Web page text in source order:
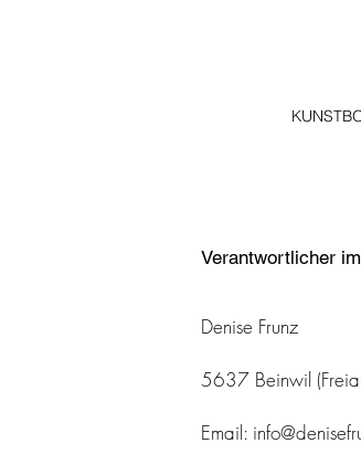
Verantwortlicher
Denise Frunz
5637 Beinwil
Email: info@den